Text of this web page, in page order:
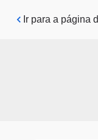
Pular para o
Ir para a página